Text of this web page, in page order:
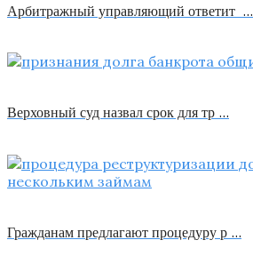
Арбитражный управляющий ответит …
Верховный суд назвал срок для тр …
Гражданам предлагают процедуру р …